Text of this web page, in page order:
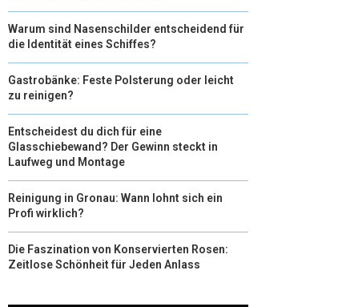
Warum sind Nasenschilder entscheidend für
die Identität eines Schiffes?
Gastrobänke: Feste Polsterung oder leicht
zu reinigen?
Entscheidest du dich für eine
Glasschiebewand? Der Gewinn steckt in
Laufweg und Montage
Reinigung in Gronau: Wann lohnt sich ein
Profi wirklich?
Die Faszination von Konservierten Rosen:
Zeitlose Schönheit für Jeden Anlass